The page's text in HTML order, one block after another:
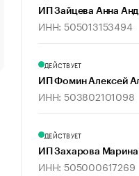
Что обвинения против
ИП Зайцева Анна
ИНН: 505013153494
ДЕЙСТВУЕТ
ИП Фомин Алексей
ИНН: 503802101098
ДЕЙСТВУЕТ
ИП Захарова
ИНН: 505000617269